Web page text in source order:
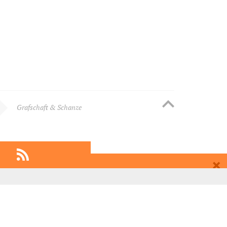
Grafschaft & Schanze
als 900 Jahre zurückverfolgen, genauer gesagt bis zum
Bundesgolddorf ernannt. Grafschaft war übrigens der erste Ort im